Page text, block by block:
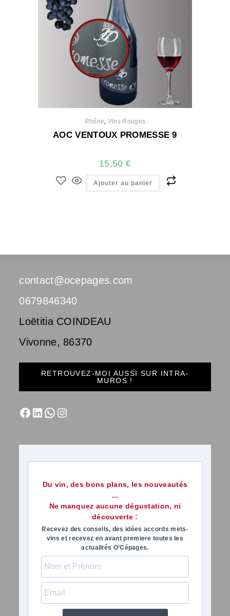
Rhône Vins Rouges
AOC VENTOUX PROMESSE 9
15,50 €
Ajouter au panier
contact@ocepages.com
0679846340
Loëtitia COINDEAU
Vivonne, 86370
RETROUVEZ-MOI AUSSI SUR INTRA-
MUROS !
Du vin, des bons plans, les nouveautés
...
Ne manquez aucune dégustation, ni
découverte :
Recevez des conseils, des idées accords mets-
vins et recevez en avant premiere toutes les
actualités O'Cépages.